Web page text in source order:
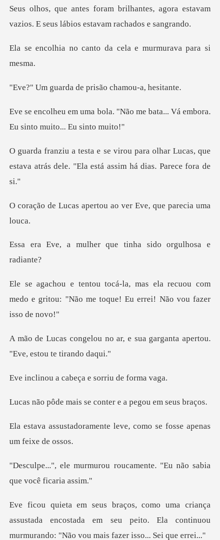
Seus olhos, que antes foram brilhantes, agora estavam
anto da cela e murmu
de prisão chamo
Não me bata... Vá embora.
Eu s
olhar Lucas, que
estava atrás dele. "El
pertou ao ver Eve, q
er que tinha sido or
recuou com
medo e gritou: "Não me toque
r, e sua garganta apertou.
"
cabeça e sorriu
s se conter e a pe
nte leve, como se fosse
u roucamente. "Eu não sabi
ssustada encostada em seu peito. Ela continuou
murm